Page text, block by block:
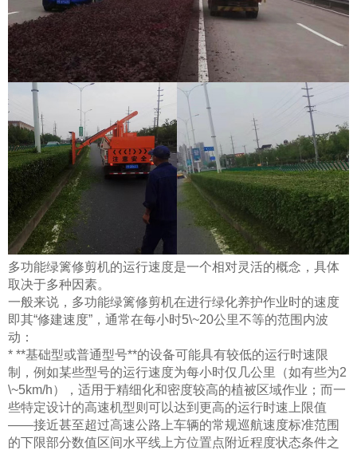
多功能绿篱修剪机的运行速度是一个相对灵活的概念，具体
取决于多种因素。
一般来说，多功能绿篱修剪机在进行绿化养护作业时的速度
即其“修建速度”，通常在每小时5\~20公里不等的范围内波
动：
* **基础型或普通型号**的设备可能具有较低的运行时速限
制，例如某些型号的运行速度为每小时仅几公里（如有些为2
\~5km/h），适用于精细化和密度较高的植被区域作业；而一
些特定设计的高速机型则可以达到更高的运行时速上限值
——接近甚至超过高速公路上车辆的常规巡航速度标准范围
的下限部分数值区间水平线上方位置点附近程度状态条件之